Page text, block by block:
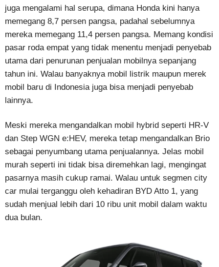
juga mengalami hal serupa, dimana Honda kini hanya
memegang 8,7 persen pangsa, padahal sebelumnya
mereka memegang 11,4 persen pangsa. Memang kondisi
pasar roda empat yang tidak menentu menjadi penyebab
utama dari penurunan penjualan mobilnya sepanjang
tahun ini. Walau banyaknya mobil listrik maupun merek
mobil baru di Indonesia juga bisa menjadi penyebab
lainnya.
Meski mereka mengandalkan mobil hybrid seperti HR-V
dan Step WGN e:HEV, mereka tetap mengandalkan Brio
sebagai penyumbang utama penjualannya. Jelas mobil
murah seperti ini tidak bisa diremehkan lagi, mengingat
pasarnya masih cukup ramai. Walau untuk segmen city
car mulai terganggu oleh kehadiran BYD Atto 1, yang
sudah menjual lebih dari 10 ribu unit mobil dalam waktu
dua bulan.